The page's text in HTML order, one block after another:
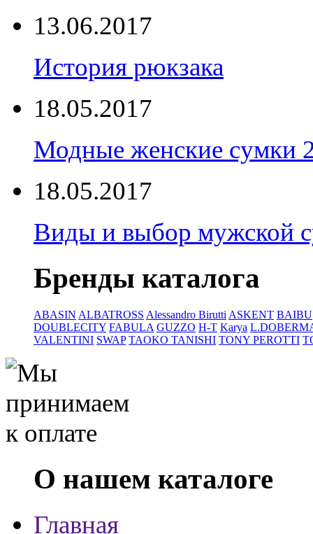
13.06.2017
История рюкзака
18.05.2017
Модные женские сумки
18.05.2017
Виды и выбор мужской
Бренды каталога
ABASIN ALBATROSS Alessandro Birutti ASKENT BAIBU
DOUBLECITY FABULA GUZZO H-T Karya
VALENTINI SWAP TAOKO TANISHI TONY PEROTTI
О нашем каталоге
Главная